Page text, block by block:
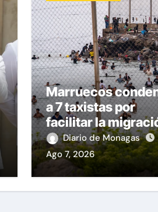
Marruecos
a 7 taxistas por
facilitar la
irregular hacia
Diario de Monagas
Ago 7, 2026